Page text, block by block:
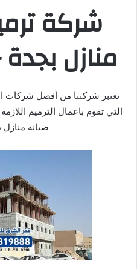
شركة
منازل
تعتبر شركتنا من أفضل شركات
التي تقوم باعمال الترميم
صيانه منازل